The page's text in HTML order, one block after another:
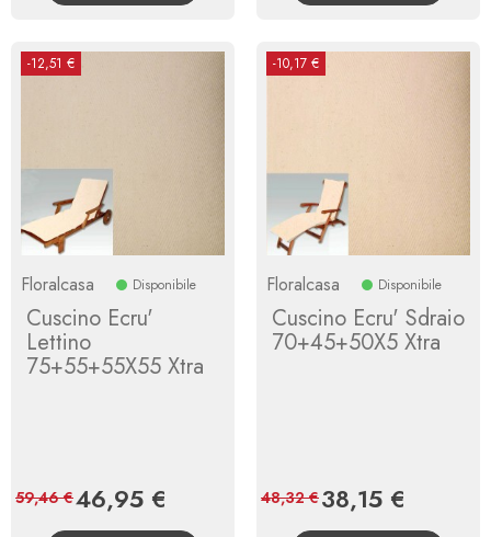
-12,51 €
Floralcasa Disponibile
Cuscino Ecru'
Lettino
75+55+55X55 Xtra
Prezzo
46,95 €
base
59,46 €
-10,17 €
Floralcasa Disponibile
Cuscino Ecru' Sdraio
70+45+50X5 Xtra
Prezzo
38,15 €
base
48,32 €